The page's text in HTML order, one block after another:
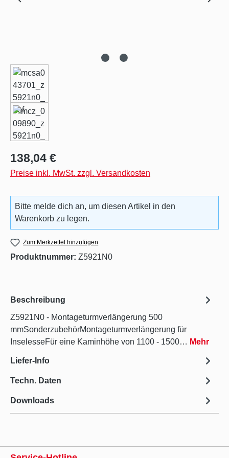
Regulärer Preis:
138,04 €
Preise inkl. MwSt. zzgl. Versandkosten
Bitte melde dich an, um diesen Artikel in den
Warenkorb zu legen.
Zum Merkzettel hinzufügen
Produktnummer: Z5921N0
Beschreibung
Z5921N0 - Montageturmverlängerung 500
mmSonderzubehörMontageturmverlängerung für
InselesseFür eine Kaminhöhe von 1100 - 1500… Mehr
Liefer-Info
Techn. Daten
Downloads